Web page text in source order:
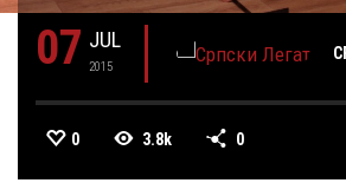
07 JUL
2015
0 3.8k 0